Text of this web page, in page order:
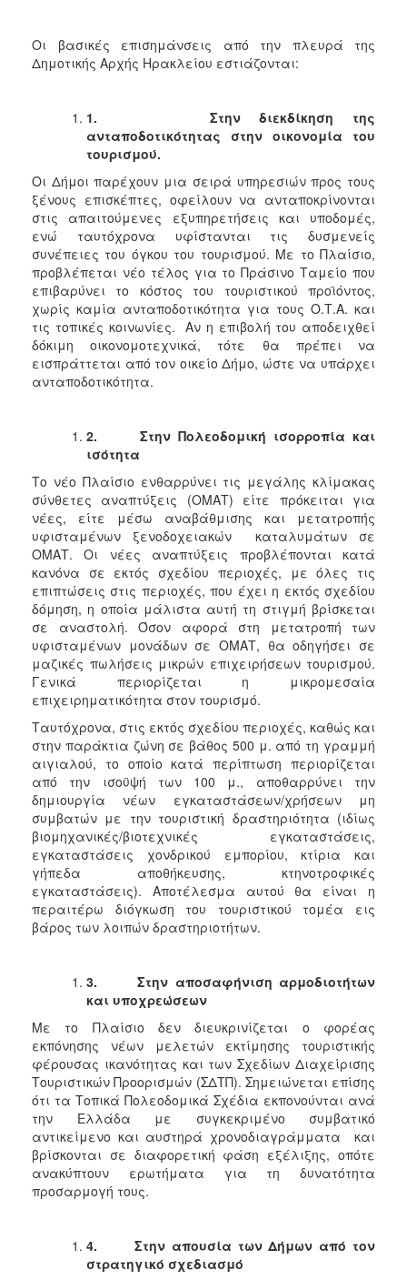
Οι βασικές επισημάνσεις από την πλευρά της
Δημοτικής Αρχής Ηρακλείου εστιάζονται:
1. Στην διεκδίκηση της
ανταποδοτικότητας στην οικονομία του
τουρισμού.
Οι Δήμοι παρέχουν μια σειρά υπηρεσιών προς τους
ξένους επισκέπτες, οφείλουν να ανταποκρίνονται
στις απαιτούμενες εξυπηρετήσεις και υποδομές,
ενώ ταυτόχρονα υφίστανται τις δυσμενείς
συνέπειες του όγκου του τουρισμού. Με το Πλαίσιο,
προβλέπεται νέο τέλος για το Πράσινο Ταμείο που
επιβαρύνει το κόστος του τουριστικού προϊόντος,
χωρίς καμία ανταποδοτικότητα για τους Ο.Τ.Α. και
τις τοπικές κοινωνίες. Αν η επιβολή του αποδειχθεί
δόκιμη οικονομοτεχνικά, τότε θα πρέπει να
εισπράττεται από τον οικείο Δήμο, ώστε να υπάρχει
ανταποδοτικότητα.
2.Στην Πολεοδομική ισορροπία και
ισότητα
Το νέο Πλαίσιο ενθαρρύνει τις μεγάλης κλίμακας
σύνθετες αναπτύξεις (ΟΜΑΤ) είτε πρόκειται για
νέες, είτε μέσω αναβάθμισης και μετατροπής
υφισταμένων ξενοδοχειακών καταλυμάτων σε
ΟΜΑΤ. Οι νέες αναπτύξεις προβλέπονται κατά
κανόνα σε εκτός σχεδίου περιοχές, με όλες τις
επιπτώσεις στις περιοχές, που έχει η εκτός σχεδίου
δόμηση, η οποία μάλιστα αυτή τη στιγμή βρίσκεται
σε αναστολή. Όσον αφορά στη μετατροπή των
υφισταμένων μονάδων σε ΟΜΑΤ, θα οδηγήσει σε
μαζικές πωλήσεις μικρών επιχειρήσεων τουρισμού.
Γενικά περιορίζεται η μικρομεσαία
επιχειρηματικότητα στον τουρισμό.
Ταυτόχρονα, στις εκτός σχεδίου περιοχές, καθώς και
στην παράκτια ζώνη σε βάθος 500 μ. από τη γραμμή
αιγιαλού, το οποίο κατά περίπτωση περιορίζεται
από την ισοϋψή των 100 μ., αποθαρρύνει την
δημιουργία νέων εγκαταστάσεων/χρήσεων μη
συμβατών με την τουριστική δραστηριότητα (ιδίως
βιομηχανικές/βιοτεχνικές εγκαταστάσεις,
εγκαταστάσεις χονδρικού εμπορίου, κτίρια και
γήπεδα αποθήκευσης, κτηνοτροφικές
εγκαταστάσεις). Αποτέλεσμα αυτού θα είναι η
περαιτέρω διόγκωση του τουριστικού τομέα εις
βάρος των λοιπών δραστηριοτήτων.
3.Στην αποσαφήνιση αρμοδιοτήτων
και υποχρεώσεων
Με το Πλαίσιο δεν διευκρινίζεται ο φορέας
εκπόνησης νέων μελετών εκτίμησης τουριστικής
φέρουσας ικανότητας και των Σχεδίων Διαχείρισης
Τουριστικών Προορισμών (ΣΔΤΠ). Σημειώνεται επίσης
ότι τα Τοπικά Πολεοδομικά Σχέδια εκπονούνται ανά
την Ελλάδα με συγκεκριμένο συμβατικό
αντικείμενο και αυστηρά χρονοδιαγράμματα και
βρίσκονται σε διαφορετική φάση εξέλιξης, οπότε
ανακύπτουν ερωτήματα για τη δυνατότητα
προσαρμογή τους.
4. Στην απουσία των Δήμων από τον
στρατηγικό σχεδιασμό